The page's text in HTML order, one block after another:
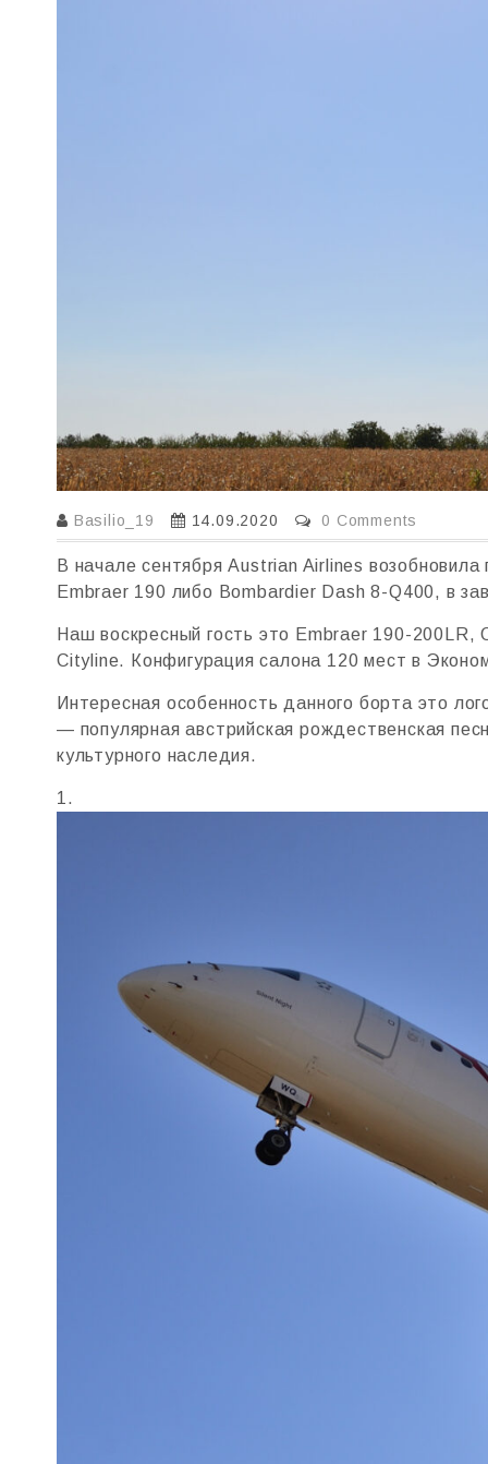
Basilio_19 14.09.2020 0 Comments
В начале сентября Austrian Airlines
Embraer 190 либо Bombardier Dash 8-Q400, в
Наш воскресный гость это Embraer 190-
Cityline. Конфигурация салона 120 мест в
Интересная особенность данного борта это
— популярная австрийская рождественская
культурного наследия.
1.